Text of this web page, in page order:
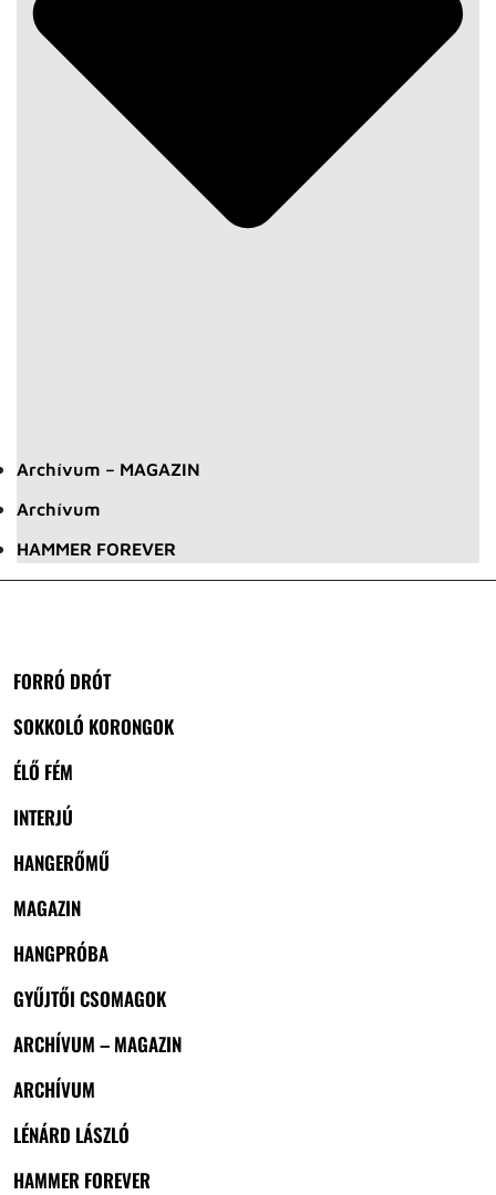
Archívum – MAGAZIN
Archívum
HAMMER FOREVER
FORRÓ DRÓT
SOKKOLÓ KORONGOK
ÉLŐ FÉM
INTERJÚ
HANGERŐMŰ
MAGAZIN
HANGPRÓBA
GYŰJTŐI CSOMAGOK
ARCHÍVUM – MAGAZIN
ARCHÍVUM
LÉNÁRD LÁSZLÓ
HAMMER FOREVER